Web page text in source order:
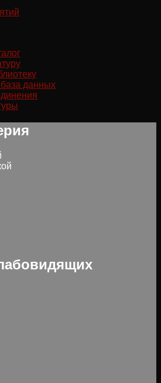
данных